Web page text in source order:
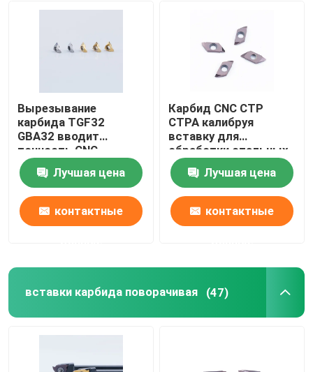
Вырезывание
карбида TGF32
GBA32 вводит
точность CNC
Вертикальн-
установленную
токарным станком
Лучшая цена
контактные
Карбид CNC CTP
CTPA калибруя
вставку для
обработки стальных
небольших частей
Лучшая цена
контактные
вставки карбида поворачивая (47)